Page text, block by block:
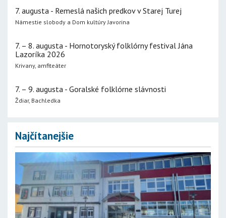
7. augusta - Remeslá našich predkov v Starej Turej
Námestie slobody a Dom kultúry Javorina
7. – 8. augusta - Hornotoryský folklórny festival Jána
Lazoríka 2026
Krivany, amfiteáter
7. – 9. augusta - Goralské folklórne slávnosti
Ždiar, Bachledka
Najčítanejšie